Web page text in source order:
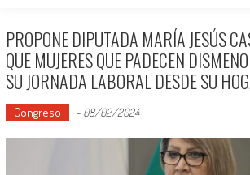
PROPONE DIPUTADA MARÍA JESÚS
QUE MUJERES QUE PADECEN
SU JORNADA LABORAL DESDE SU
Congreso - 08/02/2024